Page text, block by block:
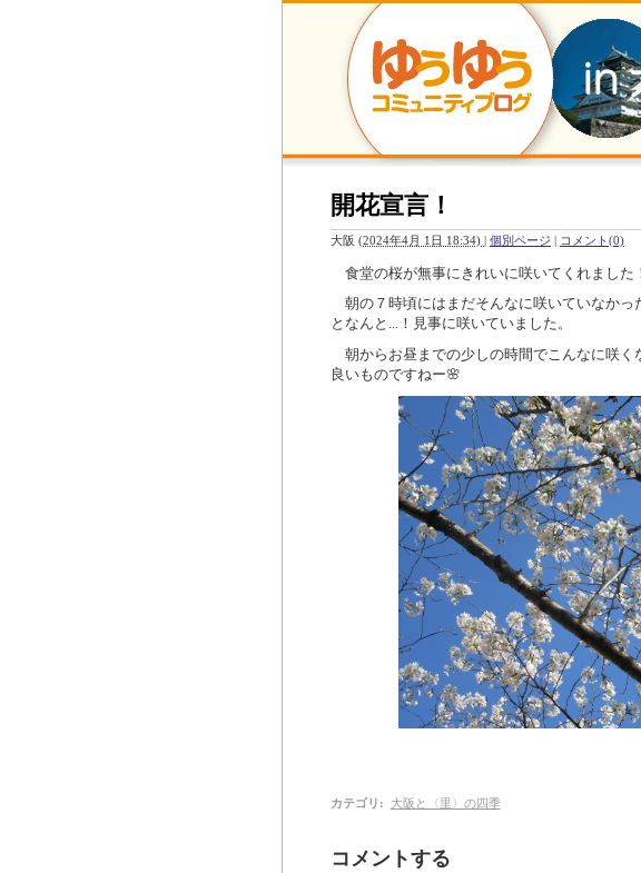
開花宣言！
大阪 (2024年4月 1日 18:34) | 個別ページ | コメント(0)
食堂の桜が無事にきれいに咲いてくれました
朝の７時頃にはまだそんなに咲いていなかっ
となんと ... ！見事に咲いていました。
朝からお昼までの少しの時間でこんなに咲く
良いものですねー🌸
カテゴリ : 大阪と〈里〉の四季
コメントする